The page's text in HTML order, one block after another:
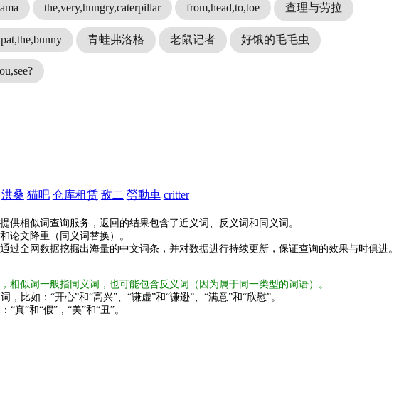
the,very,hungry,caterpillar from,head,to,toe 查理与劳拉
pat,the,bunny 青蛙弗洛格 老鼠记者 好饿的毛毛虫
洪桑 猫吧 仓库租赁 敌二 勞動車 critter
供相似词查询服务，返回的结果包含了近义词、反义词和同义词。
论文降重（同义词替换）。
过全网数据挖掘出海量的中文词条，并对数据进行持续更新，保证查询的效果与时俱进。
相似词一般指同义词，也可能包含反义词（因为属于同一类型的词语）。
比如：“开心”和“高兴”、“谦虚”和“谦逊”、“满意”和“欣慰”。
真”和“假”，“美”和“丑”。